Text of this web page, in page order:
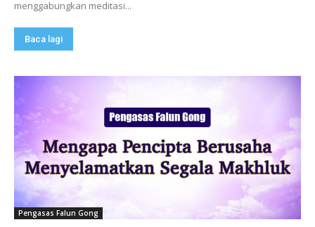
menggabungkan meditasi...
Baca lagi
Pengasas Falun Gong